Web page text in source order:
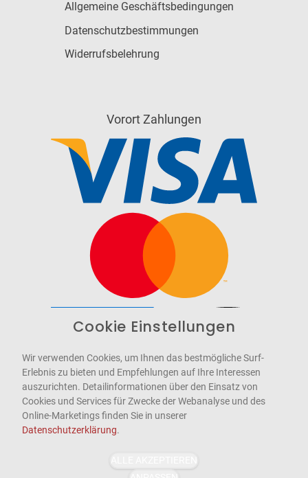
Allgemeine Geschäftsbedingungen
Datenschutzbestimmungen
Widerrufsbelehrung
Vorort Zahlungen
WCAG-2.1-AA
Cookie Einstellungen
Wir verwenden Cookies, um Ihnen das bestmögliche Surf-
Erlebnis zu bieten und Empfehlungen auf Ihre Interessen
auszurichten. Detailinformationen über den Einsatz von
Cookies und Services für Zwecke der Webanalyse und des
Online-Marketings finden Sie in unserer
Datenschutzerklärung.
ALLE AKZEPTIEREN